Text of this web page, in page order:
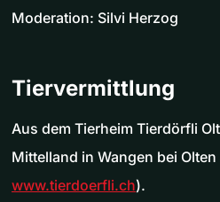
Moderation: Silvi Herzog
Tiervermittlung
Aus dem Tierheim Tierdörfli
Mittelland in Wangen bei
www.tierdoerfli.ch).